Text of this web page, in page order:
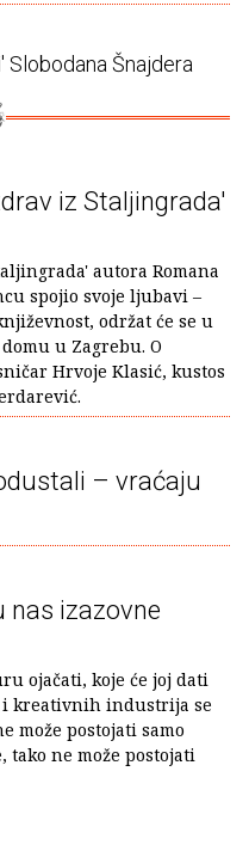
Šnajdera
iz Staljingrada'
autora Romana
spojio svoje ljubavi –
održat će se u
u Zagrebu. O
Hrvoje Klasić, kustos
– vraćaju
nas izazovne
ojačati, koje će joj dati
i kreativnih industrija se
može postojati samo
tako ne može postojati